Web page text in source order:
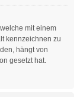
mit einem
kennzeichnen zu
hängt von
gesetzt hat.